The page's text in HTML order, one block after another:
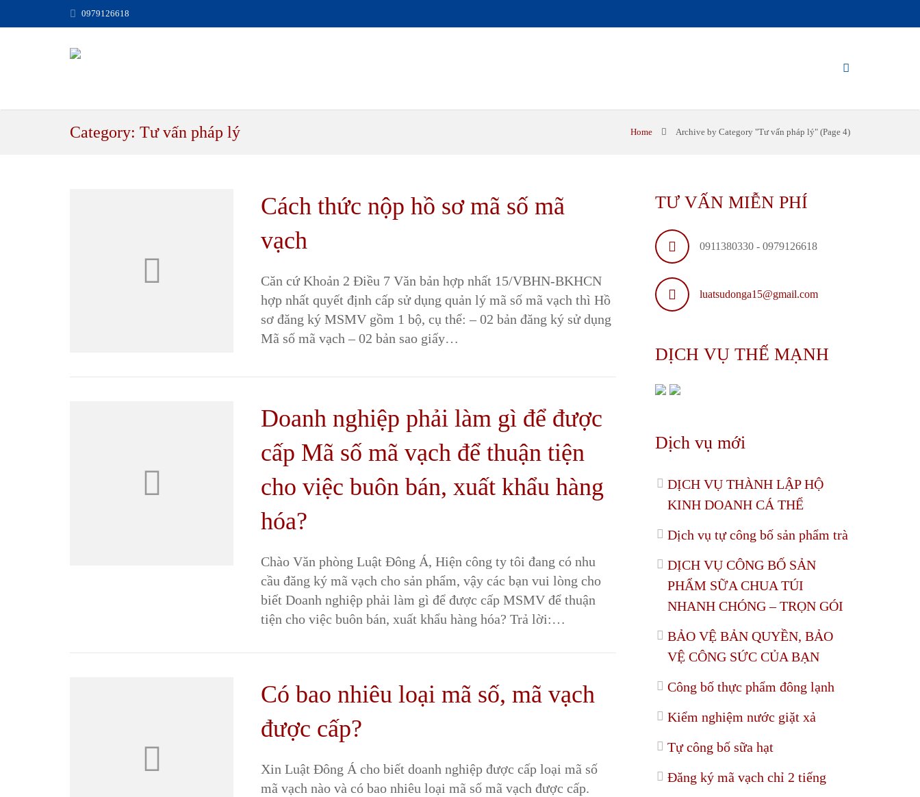
0979126618
Category: Tư vấn pháp lý Home Archive by Category "Tư vấn pháp lý" (Page 4)
Cách thức nộp hồ sơ mã số mã
vạch
Căn cứ Khoản 2 Điều 7 Văn bản hợp nhất 15/VBHN-BKHCN
hợp nhất quyết định cấp sử dụng quản lý mã số mã vạch thì Hồ
sơ đăng ký MSMV gồm 1 bộ, cụ thể: – 02 bản đăng ký sử dụng
Mã số mã vạch – 02 bản sao giấy…
Doanh nghiệp phải làm gì để được
cấp Mã số mã vạch để thuận tiện
cho việc buôn bán, xuất khẩu hàng
hóa?
Chào Văn phòng Luật Đông Á, Hiện công ty tôi đang có nhu
cầu đăng ký mã vạch cho sản phẩm, vậy các bạn vui lòng cho
biết Doanh nghiệp phải làm gì để được cấp MSMV để thuận
tiện cho việc buôn bán, xuất khẩu hàng hóa? Trả lời:…
Có bao nhiêu loại mã số, mã vạch
được cấp?
Xin Luật Đông Á cho biết doanh nghiệp được cấp loại mã số
mã vạch nào và có bao nhiêu loại mã số mã vạch được cấp.
TƯ VẤN MIỄN PHÍ
0911380330 - 0979126618
luatsudonga15@gmail.com
DỊCH VỤ THẾ MẠNH
Dịch vụ mới
DỊCH VỤ THÀNH LẬP HỘ
KINH DOANH CÁ THỂ
Dịch vụ tự công bố sản phẩm trà
DỊCH VỤ CÔNG BỐ SẢN
PHẨM SỮA CHUA TÚI
NHANH CHÓNG – TRỌN GÓI
BẢO VỆ BẢN QUYỀN, BẢO
VỆ CÔNG SỨC CỦA BẠN
Công bố thực phẩm đông lạnh
Kiểm nghiệm nước giặt xả
Tự công bố sữa hạt
Đăng ký mã vạch chỉ 2 tiếng